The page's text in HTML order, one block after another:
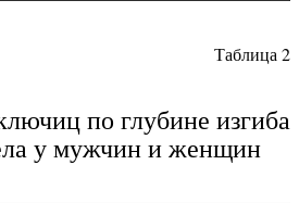
Таблица 2
по глубине изгиба
у мужчин и женщин